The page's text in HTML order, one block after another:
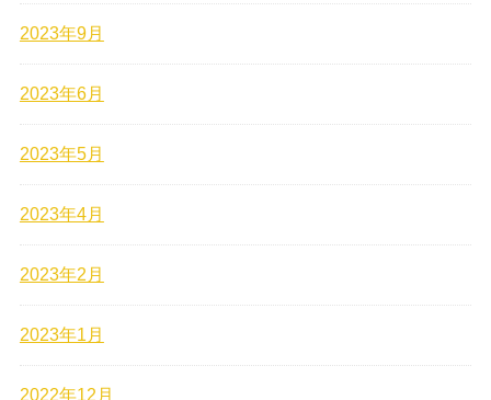
2023年9月
2023年6月
2023年5月
2023年4月
2023年2月
2023年1月
2022年12月